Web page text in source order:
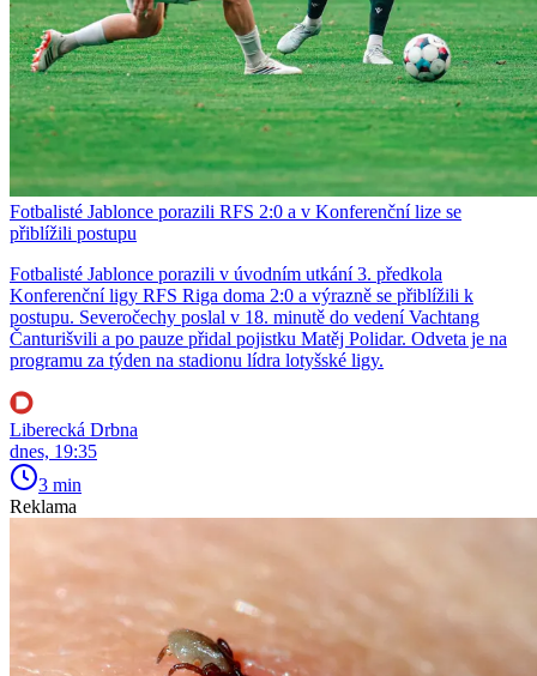
Fotbalisté Jablonce porazili RFS 2:0 a v Konferenční lize se
přiblížili postupu
Fotbalisté Jablonce porazili v úvodním utkání 3. předkola
Konferenční ligy RFS Riga doma 2:0 a výrazně se přiblížili k
postupu. Severočechy poslal v 18. minutě do vedení Vachtang
Čanturišvili a po pauze přidal pojistku Matěj Polidar. Odveta je na
programu za týden na stadionu lídra lotyšské ligy.
Liberecká Drbna
dnes, 19:35
3 min
Reklama